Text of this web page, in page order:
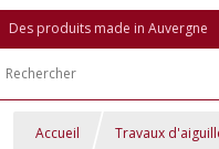
Des produits made in Auvergne
Accueil Travaux